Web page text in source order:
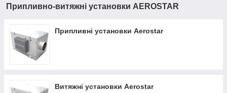
Припливно-витяжні установки AEROSTAR
Припливні установки Aerostar
Витяжні установки Aerostar